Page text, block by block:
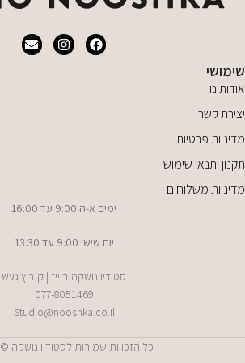
שימושי
אודותינו
יצירת קשר
מדיניות פרטיות
תקנון ותנאי שימוש
מדיניות משלוחים
ימים א-ה 9:00 עד 16:00
יום שישי 9:00 עד 13:30
סטודיו נושקה בוייז | קיבוץ געש
077-8051469
Studio@nooshka.co.il
כל הזכויות שמורות לסטודיו נושקה © 2025